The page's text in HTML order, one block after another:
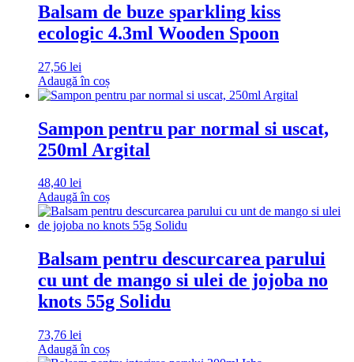
Balsam de buze sparkling kiss
ecologic 4.3ml Wooden Spoon
27,56 lei
Adaugă în coș
Sampon pentru par normal si uscat,
250ml Argital
48,40 lei
Adaugă în coș
Balsam pentru descurcarea parului
cu unt de mango si ulei de jojoba no
knots 55g Solidu
73,76 lei
Adaugă în coș